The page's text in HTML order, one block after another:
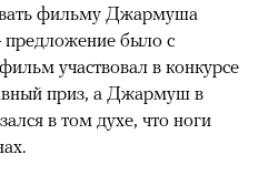
фильму Джармуша
предложение было с
участвовал в конкурсе
приз, а Джармуш в
в том духе, что ноги